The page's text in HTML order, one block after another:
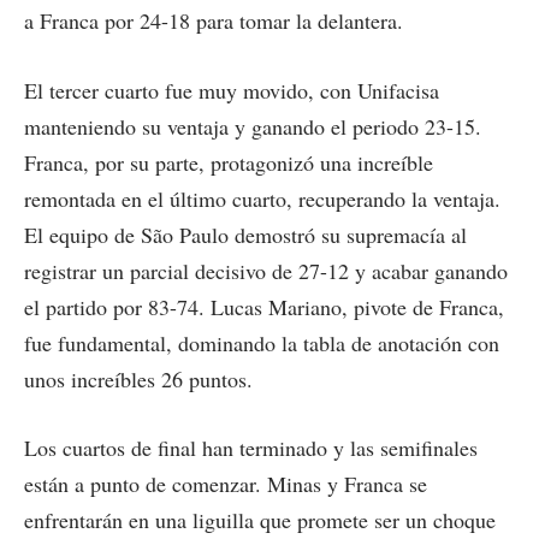
a Franca por 24-18 para tomar la delantera.
El tercer cuarto fue muy movido, con Unifacisa
manteniendo su ventaja y ganando el periodo 23-15.
Franca, por su parte, protagonizó una increíble
remontada en el último cuarto, recuperando la ventaja.
El equipo de São Paulo demostró su supremacía al
registrar un parcial decisivo de 27-12 y acabar ganando
el partido por 83-74. Lucas Mariano, pivote de Franca,
fue fundamental, dominando la tabla de anotación con
unos increíbles 26 puntos.
Los cuartos de final han terminado y las semifinales
están a punto de comenzar. Minas y Franca se
enfrentarán en una liguilla que promete ser un choque